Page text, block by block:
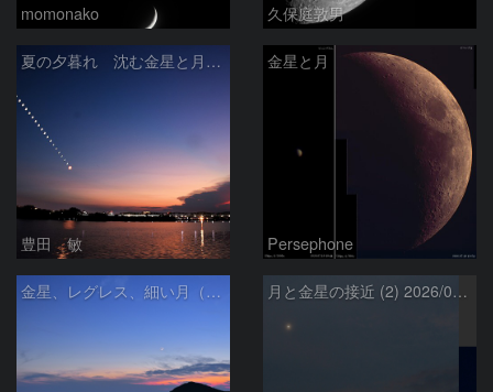
momonako 久保庭敦男
夏の夕暮れ 沈む金星と月 2026/7/20
豊田 敏
金星と月
Persephone
金星、レグレス、細い月（７月１６日） 月と金星の接近 (2) 2026/07/17